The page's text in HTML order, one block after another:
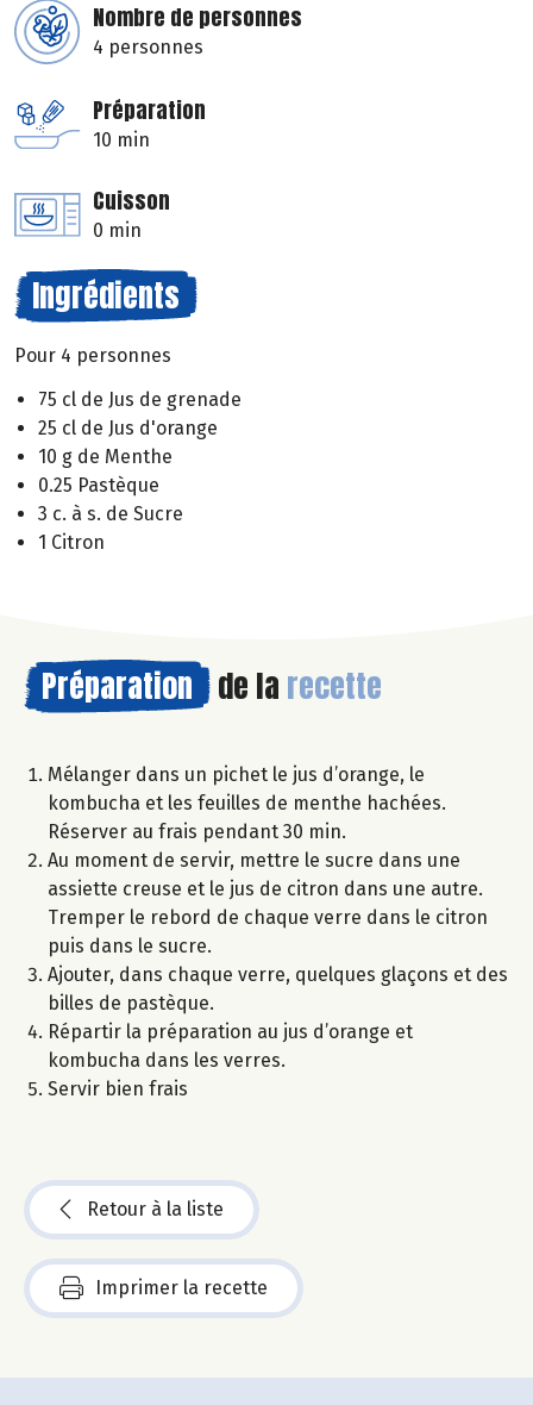
Nombre de personnes
4 personnes
Préparation
10 min
Cuisson
0 min
Ingrédients
Pour 4 personnes
75 cl de Jus de grenade
25 cl de Jus d'orange
10 g de Menthe
0.25 Pastèque
3 c. à s. de Sucre
1 Citron
Préparation de la recette
Mélanger dans un pichet le jus d’orange, le
kombucha et les feuilles de menthe hachées.
Réserver au frais pendant 30 min.
Au moment de servir, mettre le sucre dans une
assiette creuse et le jus de citron dans une autre.
Tremper le rebord de chaque verre dans le citron
puis dans le sucre.
Ajouter, dans chaque verre, quelques glaçons et des
billes de pastèque.
Répartir la préparation au jus d’orange et
kombucha dans les verres.
Servir bien frais
Retour à la liste
Imprimer la recette